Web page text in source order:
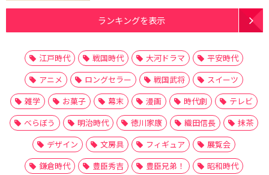
ランキングを表示
江戸時代 戦国時代 大河ドラマ
平安時代
アニメ
ロングセラー 戦国武将
スイーツ
雑学
お菓子 幕末 漫画 時代劇
テレビ
べらぼう
明治時代 徳川家康 織田信長
抹茶
デザイン
文房具 フィギュア
展覧会
鎌倉時代
豊臣秀吉 豊臣兄弟！
昭和時代